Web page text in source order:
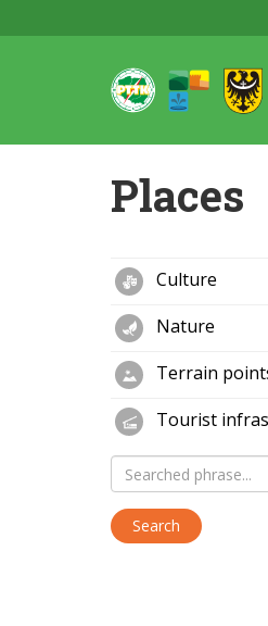
Places
Culture
Nature
Terrain
Tourist